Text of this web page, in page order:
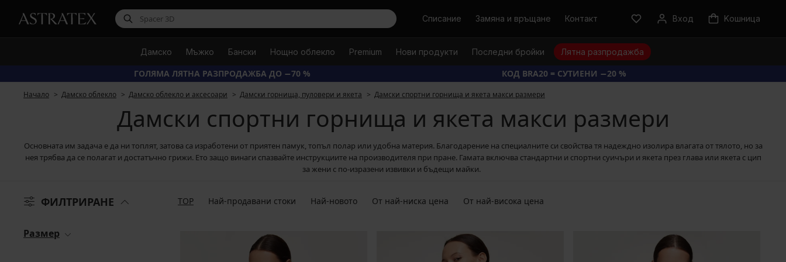
ТърсиСписание Замяна и връщане Контакт Вход Kошница
Дамско Мъжко Бански Нощно облекло Premium Нови продукти Последни бройки Лятна разпродажба
ГОЛЯМА ЛЯТНА РАЗПРОДАЖБА ДО −70 % КОД BRA20 = СУТИЕНИ −20 %
Начало Дамско облекло Дамско облекло и аксесоари Дамски горнища, пуловери и якета Дамски спортни горнища и якета макси размери
Дамски спортни горнища и якета макси размери
Основната им задача е да ни топлят, затова са изработени от приятен памук, топъл полар или удобна материя. Благодарение на специалните си свойства тя надеждно изолира влагата от тялото, но за
нея трябва да се полагат и достатъчно грижи. Ето защо винаги спазвайте инструкциите на производителя при пране. Гамата включва стандартни и спортни суичъри и якета през глава или якета с цип
за жени с по-изразени извивки и бъдещи майки.
ФИЛТРИРАНЕ TOP Най-продавани стоки Най-новото От най-ниска цена От най-висока цена
Размер